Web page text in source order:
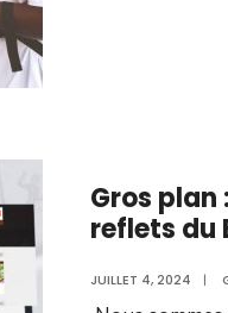
Gros plan
reflets du
JUILLET 4, 2024 |